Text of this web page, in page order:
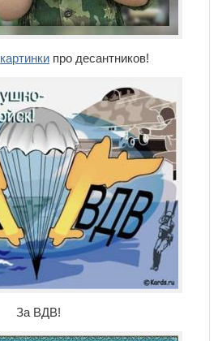
картинки про десантников!
За ВДВ!